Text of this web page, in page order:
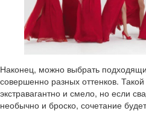
Наконец, можно выбрать
совершенно разных оттенков.
экстравагантно и смело, но если
необычно и броско, сочетание